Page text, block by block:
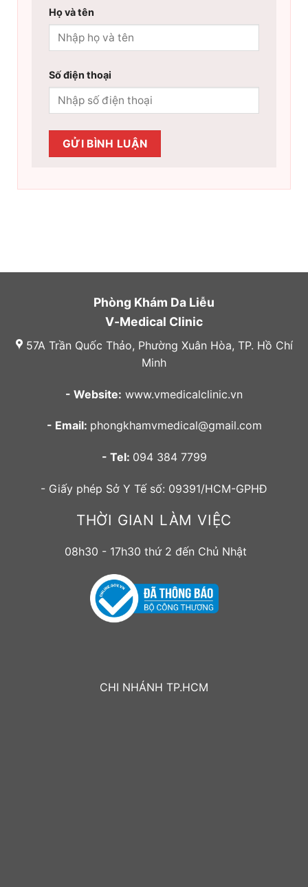
Họ và tên
Số điện thoại
Phòng Khám Da Liễu
V-Medical Clinic
57A Trần Quốc Thảo, Phường Xuân Hòa, TP. Hồ Chí
Minh
- Website: www.vmedicalclinic.vn
- Email: phongkhamvmedical@gmail.com
- Tel: 094 384 7799
- Giấy phép Sở Y Tế số: 09391/HCM-GPHĐ
THỜI GIAN LÀM VIỆC
08h30 - 17h30 thứ 2 đến Chủ Nhật
CHI NHÁNH TP.HCM